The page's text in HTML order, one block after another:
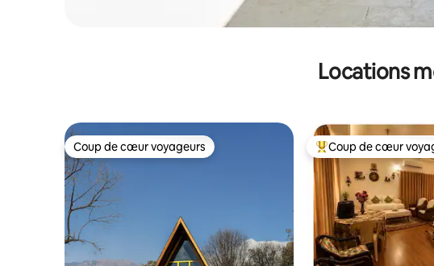
Locations
Coup de cœur voyageurs
Coup de cœur voyageurs Coups de cœur
Coup de cœur